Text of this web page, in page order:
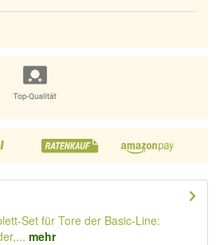
Set für Tore der Basic-Line:
mehr